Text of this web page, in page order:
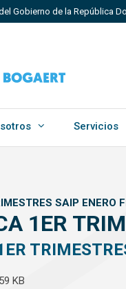
Gobierno de la República
o .mil.do significa que
Servicios
SAIP ENERO
1ER
KB